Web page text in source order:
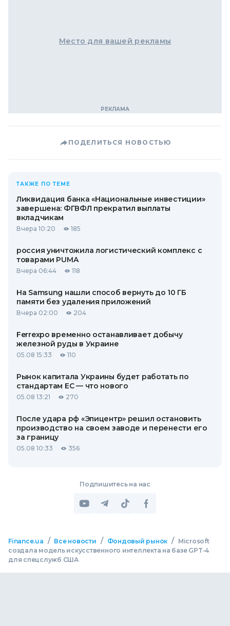
Место для вашей рекламы
ПОДЕЛИТЬСЯ НОВОСТЬЮ
ТАКЖЕ ПО ТЕМЕ
Ликвидация банка «Национальные инвестиции»
завершена: ФГВФЛ прекратил выплаты
вкладчикам
Вчера 10:20 185
россия уничтожила логистический комплекс с
товарами PUMA
Вчера 06:44 118
На Samsung нашли способ вернуть до 10 ГБ
памяти без удаления приложений
Вчера 02:00 204
Ferrexpo временно останавливает добычу
железной руды в Украине
05.08 15:33 110
Рынок капитала Украины будет работать по
стандартам ЕС — что нового
05.08 13:21 270
После удара рф «Эпицентр» решил остановить
производство на своем заводе и перенести его
за границу
05.08 10:33 356
Подпишитесь на нас
Finance.ua / Все новости / Фондовый рынок /
Microsoft
создала модель искусственного интеллекта на базе GPT-4
для спецслужб США